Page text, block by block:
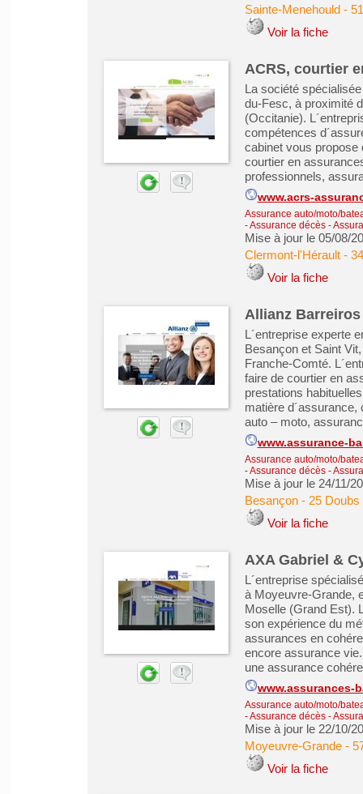
Sainte-Menehould-
Voir la fiche
ACRS, courtier
La société
du-Fesc, à proximité
(Occitanie).
compétences
cabinet vous
courtier en
professionnels,
www.acrs-
Assurance auto/moto/
- Assurance décès-
Mise à jour le 05/08/
Clermont-l'Hérault-
Voir la fiche
Allianz
L´entreprise experte
Besançon et Saint
Franche-Comté.
faire de courtier en
prestations
matière
auto – moto,
www.assurance-
Assurance auto/moto/
- Assurance décès-
Mise à jour le 24/11/
Besançon- 25 Doubs
Voir la fiche
AXA Gabriel &
L´entreprise
à Moyeuvre-Grande,
Moselle (Grand Est).
son expérience du
assurances en
encore assurance
une assurance
www.assurances-
Assurance auto/moto/
- Assurance décès-
Mise à jour le 22/10/
Moyeuvre-Grande-
Voir la fiche